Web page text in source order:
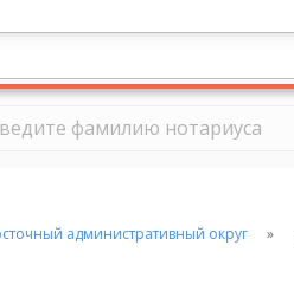
административный округ